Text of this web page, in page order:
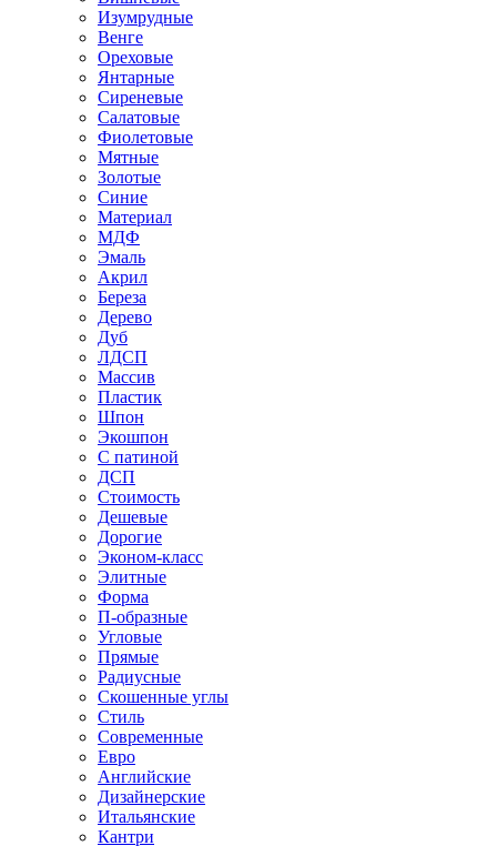
Изумрудные
Венге
Ореховые
Янтарные
Сиреневые
Салатовые
Фиолетовые
Мятные
Золотые
Синие
Материал
МДФ
Эмаль
Акрил
Береза
Дерево
Дуб
ЛДСП
Массив
Пластик
Шпон
Экошпон
С патиной
ДСП
Стоимость
Дешевые
Дорогие
Эконом-класс
Элитные
Форма
П-образные
Угловые
Прямые
Радиусные
Скошенные углы
Стиль
Современные
Евро
Английские
Дизайнерские
Итальянские
Кантри